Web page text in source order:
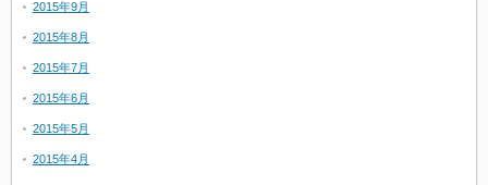
2015年9月
2015年8月
2015年7月
2015年6月
2015年5月
2015年4月